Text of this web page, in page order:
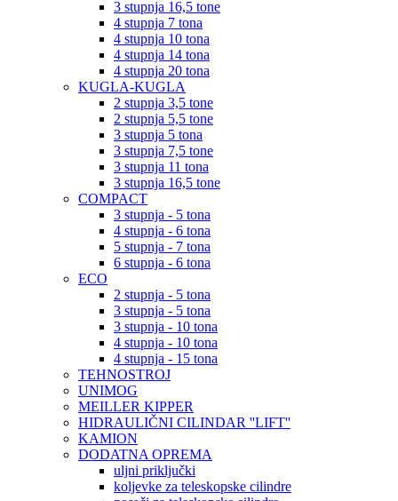
3 stupnja 16,5 tone
4 stupnja 7 tona
4 stupnja 10 tona
4 stupnja 14 tona
4 stupnja 20 tona
KUGLA-KUGLA
2 stupnja 3,5 tone
2 stupnja 5,5 tone
3 stupnja 5 tona
3 stupnja 7,5 tone
3 stupnja 11 tona
3 stupnja 16,5 tone
COMPACT
3 stupnja - 5 tona
4 stupnja - 6 tona
5 stupnja - 7 tona
6 stupnja - 6 tona
ECO
2 stupnja - 5 tona
3 stupnja - 5 tona
3 stupnja - 10 tona
4 stupnja - 10 tona
4 stupnja - 15 tona
TEHNOSTROJ
UNIMOG
MEILLER KIPPER
HIDRAULIČNI CILINDAR ''LIFT''
KAMION
DODATNA OPREMA
uljni priključki
koljevke za teleskopske cilindre